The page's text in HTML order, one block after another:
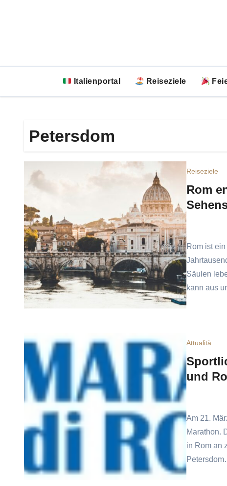
Italienportal Reiseziele
Petersdom
Reiseziele
Rom
Rom ist
Säulen
kann aus
Attualità
und
Am 21.
Marathon.
in Rom an